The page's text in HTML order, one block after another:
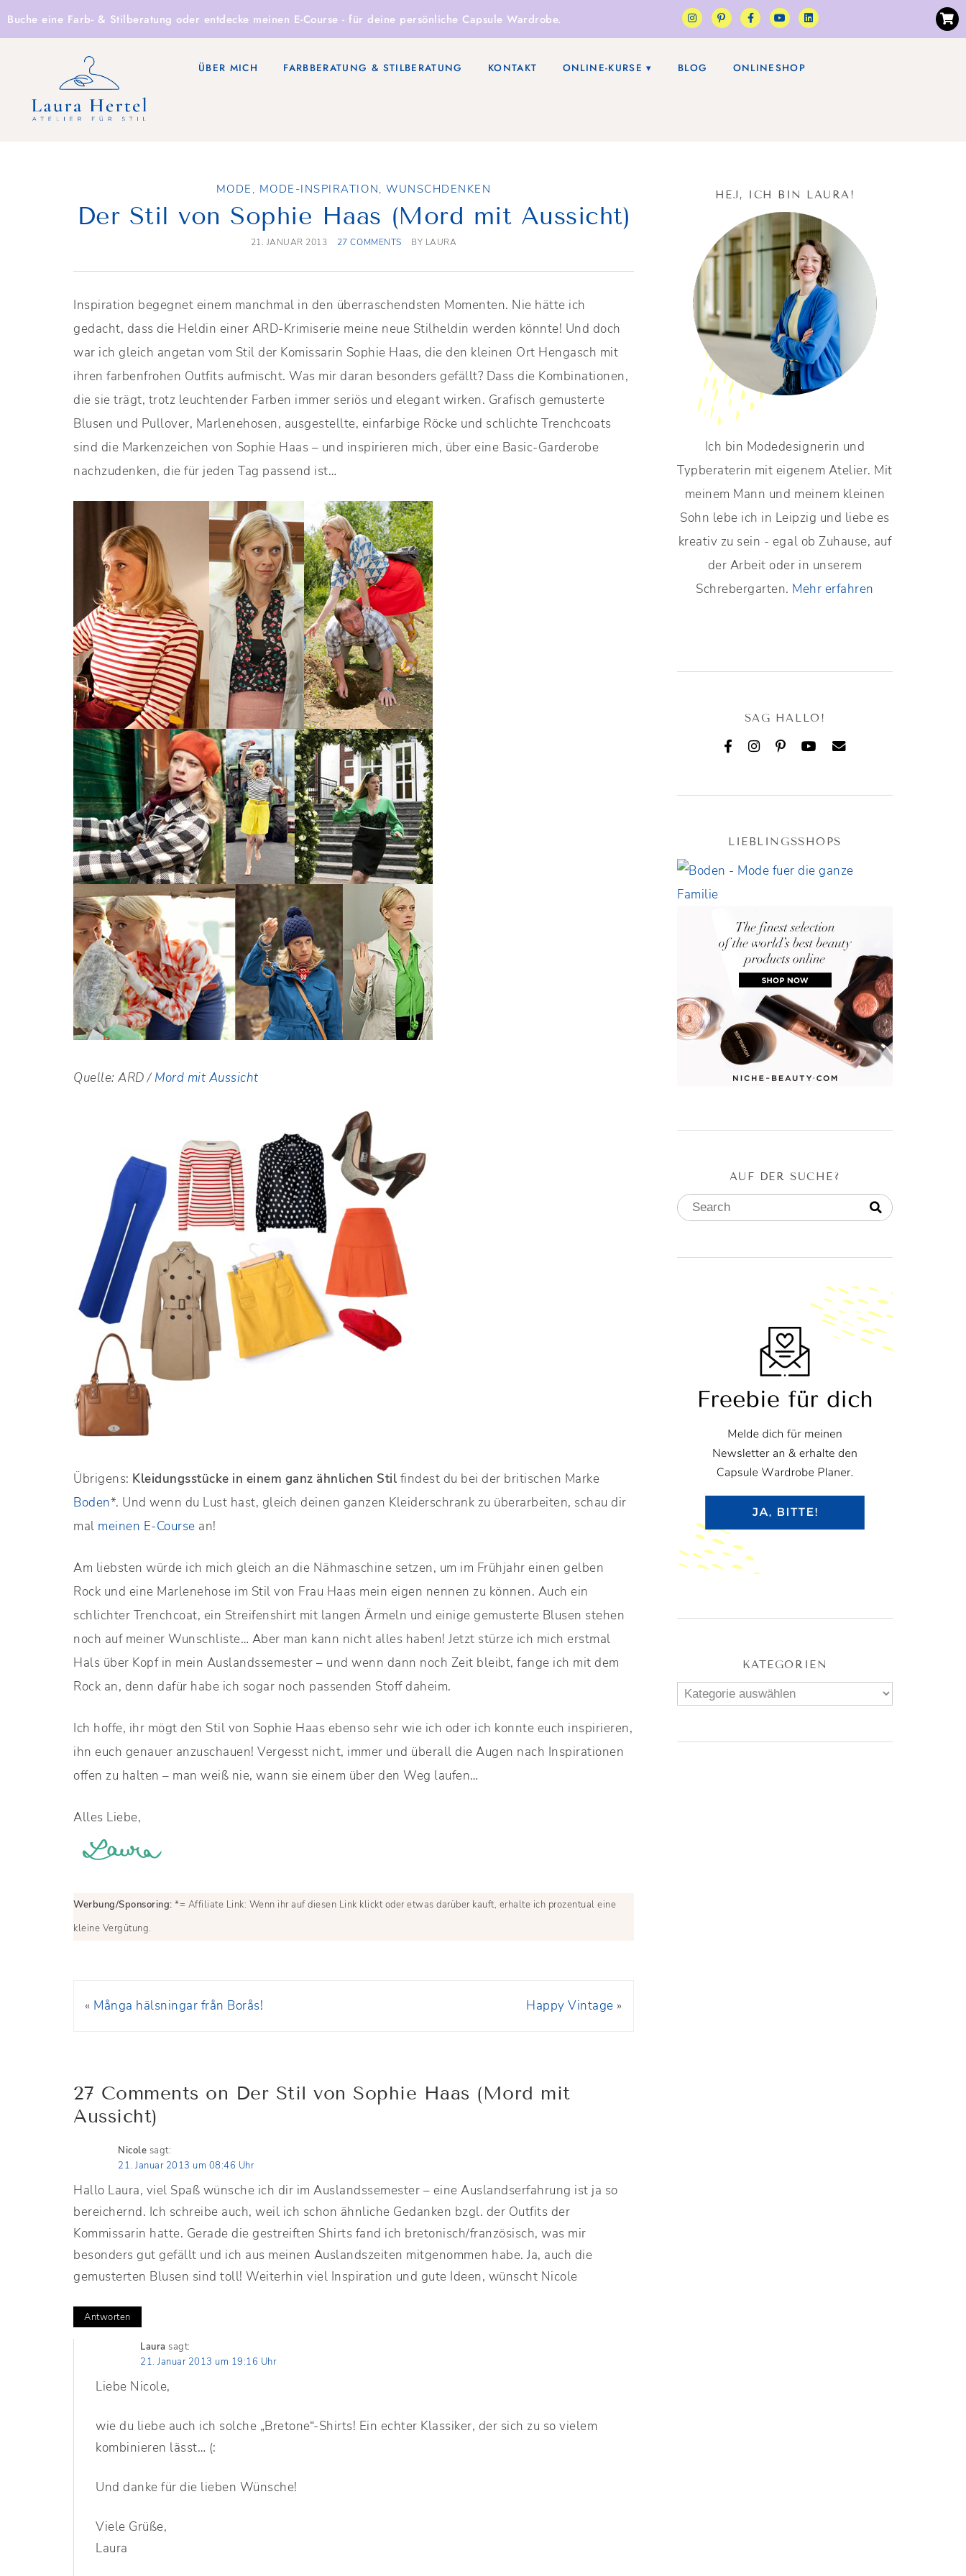
Buche eine Farb- & Stilberatung oder entdecke meinen E-Course - für deine persönliche Capsule Wardrobe.
ÜBER MICH FARBBERATUNG & STILBERATUNG KONTAKT ONLINE-KURSE BLOG ONLINESHOP
MODE , MODE-INSPIRATION,WUNSCHDENKEN
Der Stil von Sophie Haas (Mord mit Aussicht)
21. JANUAR 2013 27 COMMENTS BY LAURA
Inspiration begegnet einem manchmal in den überraschendsten Momenten. Nie hätte ich
gedacht, dass die Heldin einer ARD-Krimiserie meine neue Stilheldin werden könnte! Und doch
war ich gleich angetan vom Stil der Komissarin Sophie Haas, die den kleinen Ort Hengasch mit
ihren farbenfrohen Outfits aufmischt. Was mir daran besonders gefällt? Dass die Kombinationen,
die sie trägt, trotz leuchtender Farben immer seriös und elegant wirken. Grafisch gemusterte
Blusen und Pullover, Marlenehosen, ausgestellte, einfarbige Röcke und schlichte Trenchcoats
sind die Markenzeichen von Sophie Haas – und inspirieren mich, über eine Basic-Garderobe
nachzudenken, die für jeden Tag passend ist…
Quelle: ARD / Mord mit Aussicht
Übrigens: Kleidungsstücke in einem ganz ähnlichen Stil findest du bei der britischen Marke
Boden*. Und wenn du Lust hast, gleich deinen ganzen Kleiderschrank zu überarbeiten, schau dir
mal meinen E-Course an!
Am liebsten würde ich mich gleich an die Nähmaschine setzen, um im Frühjahr einen gelben
Rock und eine Marlenehose im Stil von Frau Haas mein eigen nennen zu können. Auch ein
schlichter Trenchcoat, ein Streifenshirt mit langen Ärmeln und einige gemusterte Blusen stehen
noch auf meiner Wunschliste… Aber man kann nicht alles haben! Jetzt stürze ich mich erstmal
Hals über Kopf in mein Auslandssemester – und wenn dann noch Zeit bleibt, fange ich mit dem
Rock an, denn dafür habe ich sogar noch passenden Stoff daheim.
Ich hoffe, ihr mögt den Stil von Sophie Haas ebenso sehr wie ich oder ich konnte euch inspirieren,
ihn euch genauer anzuschauen! Vergesst nicht, immer und überall die Augen nach Inspirationen
offen zu halten – man weiß nie, wann sie einem über den Weg laufen…
Alles Liebe,
Werbung/Sponsoring: *= Affiliate Link: Wenn ihr auf diesen Link klickt oder etwas darüber kauft, erhalte ich prozentual eine
kleine Vergütung.
« Många hälsningar från Borås! Happy Vintage »
27 Comments on Der Stil von Sophie Haas (Mord mit
Aussicht)
Nicole sagt:
21. Januar 2013 um 08:46 Uhr
Hallo Laura, viel Spaß wünsche ich dir im Auslandssemester – eine Auslandserfahrung ist ja so
bereichernd. Ich schreibe auch, weil ich schon ähnliche Gedanken bzgl. der Outfits der
Kommissarin hatte. Gerade die gestreiften Shirts fand ich bretonisch/französisch, was mir
besonders gut gefällt und ich aus meinen Auslandszeiten mitgenommen habe. Ja, auch die
gemusterten Blusen sind toll! Weiterhin viel Inspiration und gute Ideen, wünscht Nicole
Antworten
Laura sagt:
21. Januar 2013 um 19:16 Uhr
Liebe Nicole,
wie du liebe auch ich solche „Bretone“-Shirts! Ein echter Klassiker, der sich zu so vielem
kombinieren lässt… (:
Und danke für die lieben Wünsche!
Viele Grüße,
Laura
HEJ, ICH BIN LAURA!
Ich bin Modedesignerin und
Typberaterin mit eigenem Atelier. Mit
meinem Mann und meinem kleinen
Sohn lebe ich in Leipzig und liebe es
kreativ zu sein - egal ob Zuhause, auf
der Arbeit oder in unserem
Schrebergarten. Mehr erfahren
SAG HALLO!
LIEBLINGSSHOPS
AUF DER SUCHE?
KATEGORIEN